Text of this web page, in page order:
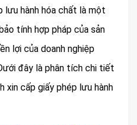
lưu hành hóa chất là một
tính hợp pháp của sản
lợi của doanh nghiệp
đây là phân tích chi tiết
cấp giấy phép lưu hành